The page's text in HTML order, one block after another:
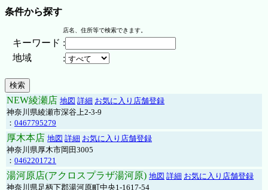
条件から探す
店名、住所等で検索できます。
キーワード :
地域
:
NEW綾瀬店 地図 詳細 お気に入り店舗登録
神奈川県綾瀬市深谷上2-3-9
： 0467795279
厚木本店 地図 詳細 お気に入り店舗登録
神奈川県厚木市岡田3005
： 0462201721
湯河原店(アクロスプラザ湯河原) 地図 詳細 お気に入り店舗登録
神奈川県足柄下郡湯河原町中央1-1617-54